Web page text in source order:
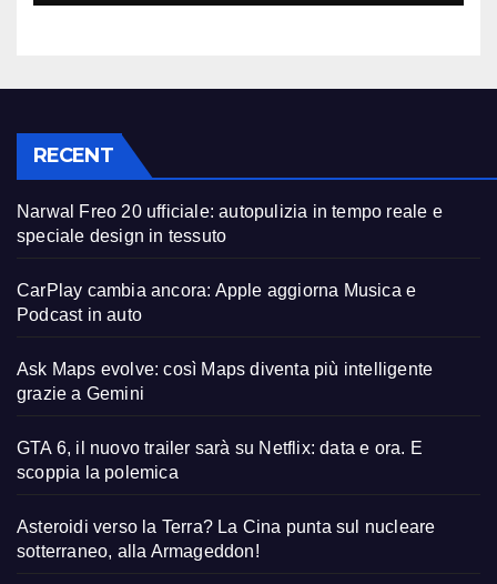
RECENT
Narwal Freo 20 ufficiale: autopulizia in tempo reale e
speciale design in tessuto
CarPlay cambia ancora: Apple aggiorna Musica e
Podcast in auto
Ask Maps evolve: così Maps diventa più intelligente
grazie a Gemini
GTA 6, il nuovo trailer sarà su Netflix: data e ora. E
scoppia la polemica
Asteroidi verso la Terra? La Cina punta sul nucleare
sotterraneo, alla Armageddon!